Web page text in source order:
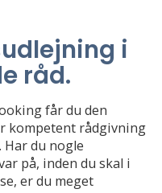
i
råd.
får du den
kompetent rådgivning
du nogle
på, inden du skal i
er du meget